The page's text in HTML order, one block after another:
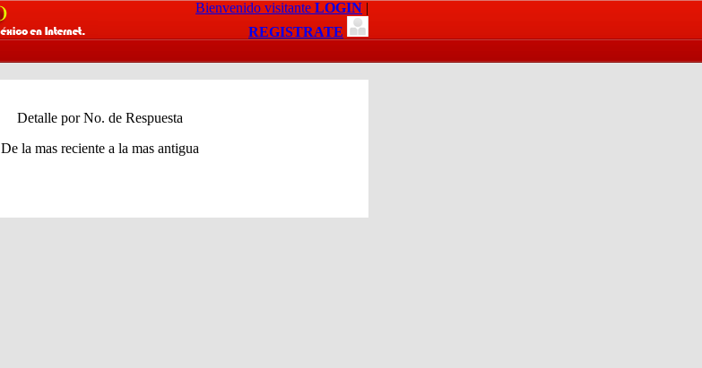
Bienvenido visitante LOGIN |
REGISTRATE
Detalle por No. de Respuesta
De la mas reciente a la mas antigua